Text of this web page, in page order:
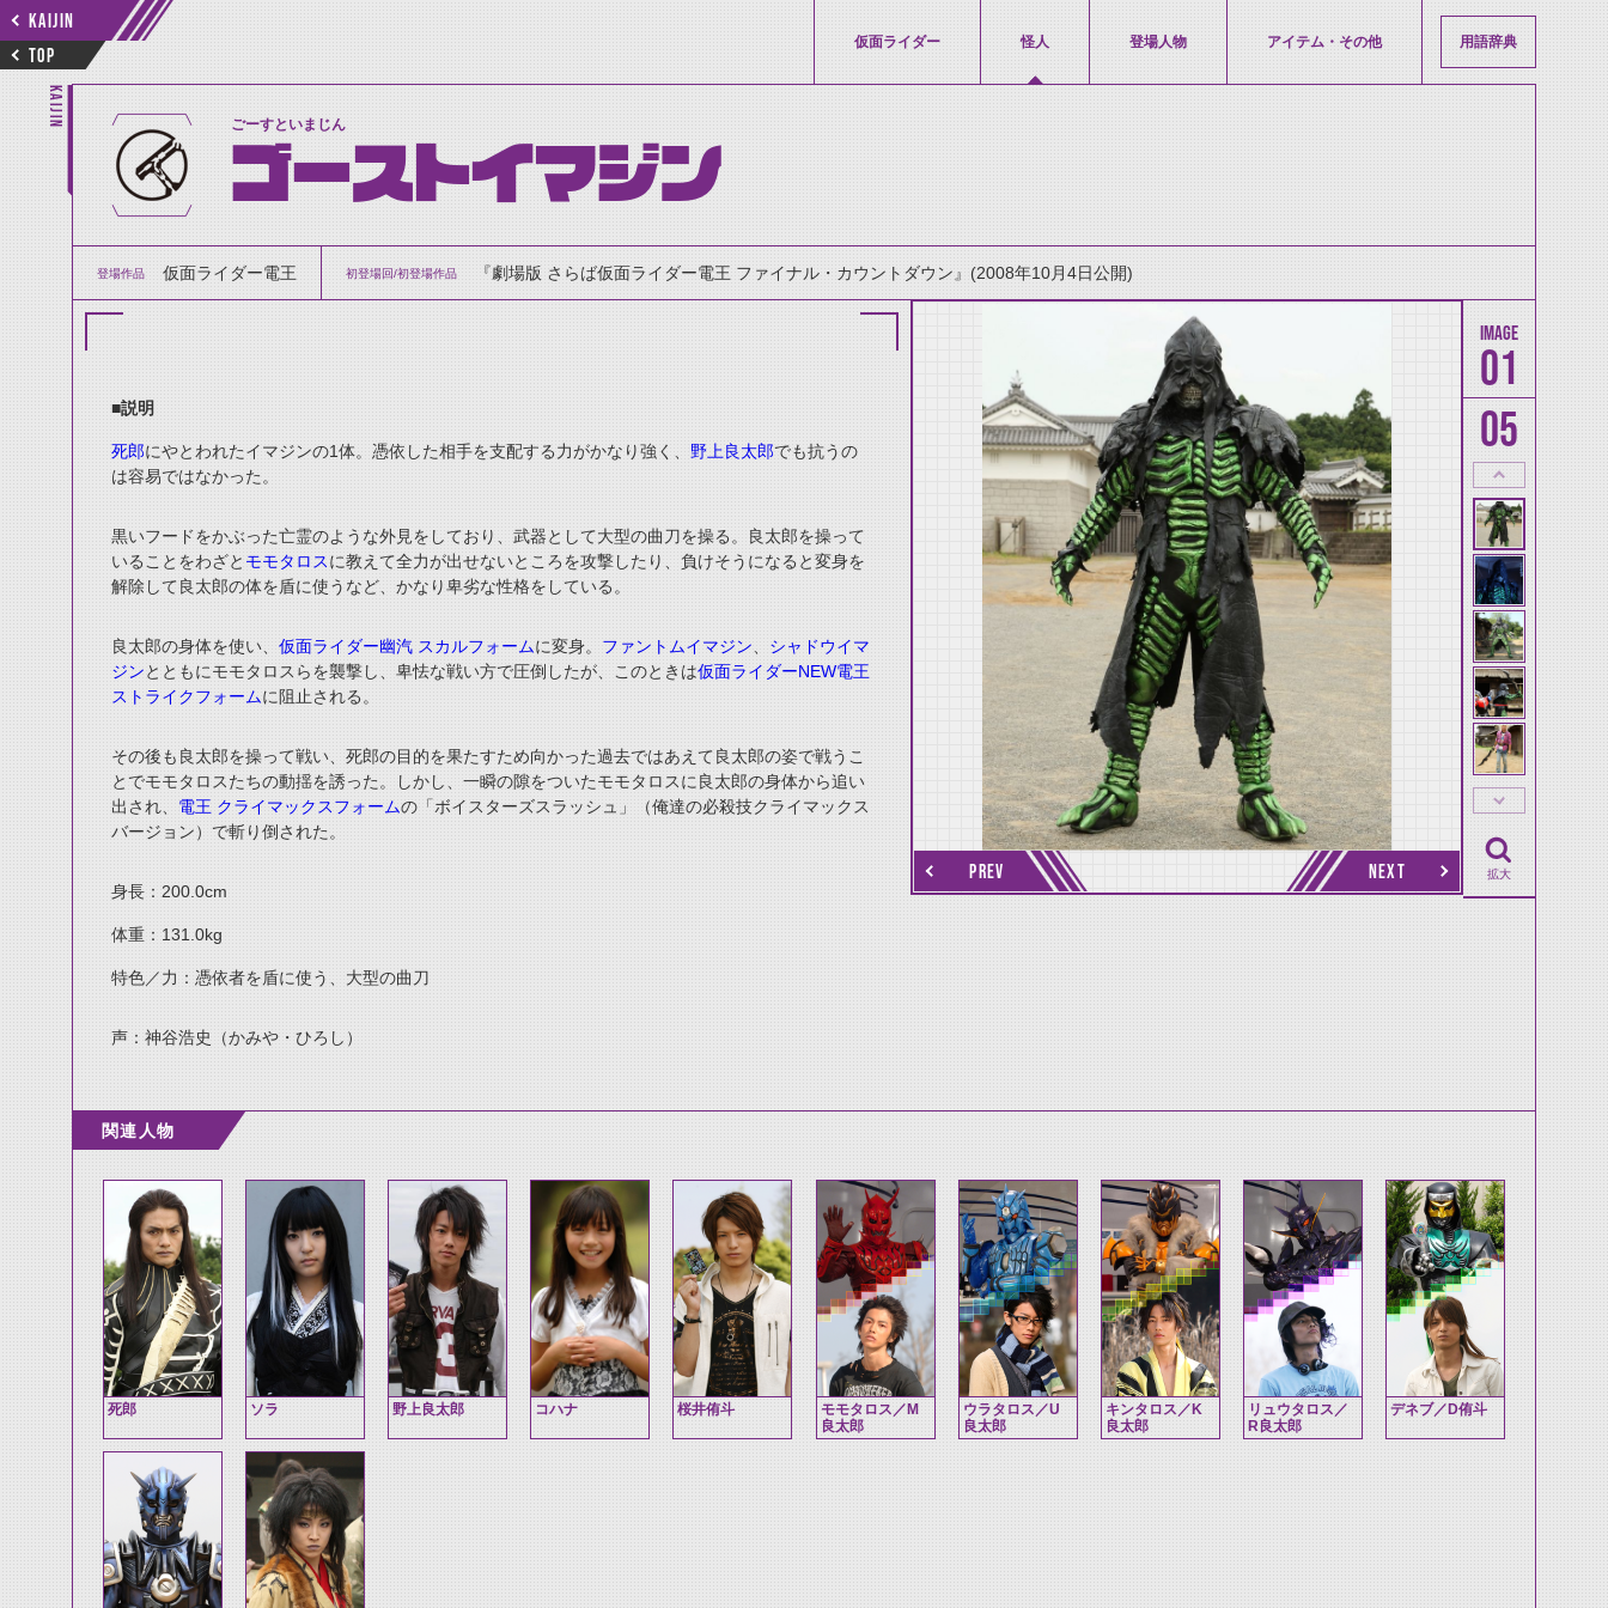
KAIJIN
TOP
仮面ライダー 怪人 登場人物 アイテム・その他 用語辞典
KAIJIN ごーすといまじん
ゴーストイマジン
登場作品 仮面ライダー電王 初登場回/初登場作品 『劇場版 さらば仮面ライダー電王 ファイナル・カウントダウン』(2008年10月4日公開)
■説明
死郎にやとわれたイマジンの1体。憑依した相手を支配する力がかなり強く、 野上良太郎でも抗うの
は容易ではなかった。
黒いフードをかぶった亡霊のような外見をしており、武器として大型の曲刀を操る。良太郎を操って
いることをわざと モモタロスに教えて全力が出せないところを攻撃したり、負けそうになると変身を
解除して良太郎の体を盾に使うなど、かなり卑劣な性格をしている。
良太郎の身体を使い、 仮面ライダー幽汽 スカルフォームに変身。 ファントムイマジン
シャドウイマ
ジンとともにモモタロスらを襲撃し、卑怯な戦い方で圧倒したが、このときは仮面ライダーNEW電王
ストライクフォームに阻止される。
その後も良太郎を操って戦い、死郎の目的を果たすため向かった過去ではあえて良太郎の姿で戦うこ
とでモモタロスたちの動揺を誘った。しかし、一瞬の隙をついたモモタロスに良太郎の身体から追い
出され、 電王 クライマックスフォームの「ボイスターズスラッシュ」（俺達の必殺技クライマックス
バージョン）で斬り倒された。
身長：200.0cm
体重：131.0kg
特色／力：憑依者を盾に使う、大型の曲刀
声：神谷浩史（かみや・ひろし）
PREV NEXT
01
05
thumbnail Next
拡大
関連人物
死郎 ソラ 野上良太郎 コハナ 桜井侑斗
モモタロス／M
良太郎
ウラタロス／U
良太郎
キンタロス／K
良太郎
リュウタロス／
R良太郎
デネブ／D侑斗